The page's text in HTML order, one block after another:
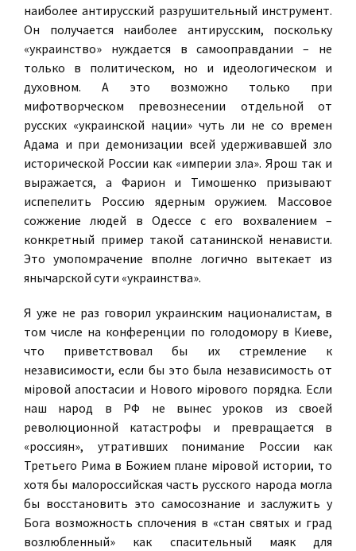
наиболее антирусский разрушительный инструмент.
Он получается наиболее антирусским, поскольку
«украинство» нуждается в самооправдании – не
только в политическом, но и идеологическом и
духовном. А это возможно только при
мифотворческом превознесении отдельной от
русских «украинской нации» чуть ли не со времен
Адама и при демонизации всей удерживавшей зло
исторической России как «империи зла». Ярош так и
выражается, а Фарион и Тимошенко призывают
испепелить Россию ядерным оружием. Массовое
сожжение людей в Одессе с его вохвалением –
конкретный пример такой сатанинской ненависти.
Это умопомрачение вполне логично вытекает из
янычарской сути «украинства».
Я уже не раз говорил украинским националистам, в
том числе на конференции по голодомору в Киеве,
что приветствовал бы их стремление к
независимости, если бы это была независимость от
мiровой апостасии и Нового мiрового порядка. Если
наш народ в РФ не вынес уроков из своей
революционной катастрофы и превращается в
«россиян», утративших понимание России как
Третьего Рима в Божием плане мiровой истории, то
хотя бы малороссийская часть русского народа могла
бы восстановить это самосознание и заслужить у
Бога возможность сплочения в «стан святых и град
возлюбленный» как спасительный маяк для